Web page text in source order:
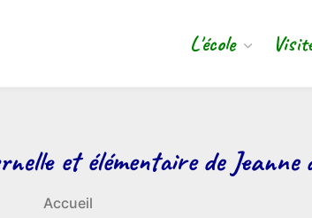
L'école
et élémentaire de Jeanne
Accueil